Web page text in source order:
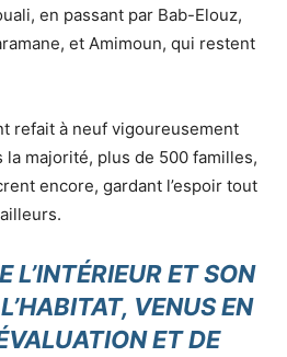
en passant par Bab-Elouz,
et Amimoun, qui restent
refait à neuf vigoureusement
majorité, plus de 500 familles,
encore, gardant l’espoir tout
L’INTÉRIEUR ET SON
VENUS EN
ET DE